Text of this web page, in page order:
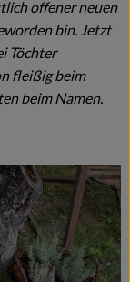
offener neuen
bin. Jetzt
Töchter
fleißig beim
beim Namen.